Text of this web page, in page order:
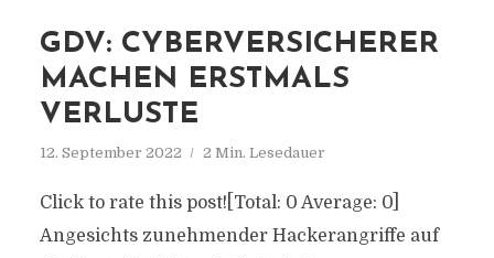
GDV: CYBERVERSICHERER
MACHEN ERSTMALS
VERLUSTE
12. September 2022 2 Min. Lesedauer
Click to rate this post![Total: 0 Average: 0]
Angesichts zunehmender Hackerangriffe auf